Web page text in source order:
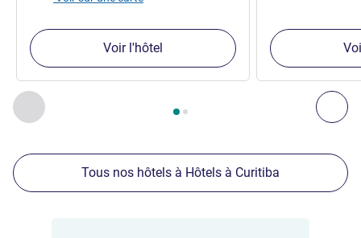
Précédent - Nos autres établissements à proximité
Page , Nos autres établissements à proximité 1 :,
Voir l'hôtel
Tous nos hôtels à Hôtels à Curitiba